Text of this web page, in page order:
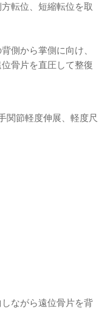
転位、短縮転位を取
側から掌側に向け、
骨片を直圧して整復
関節軽度伸展、軽度尺
ながら遠位骨片を背